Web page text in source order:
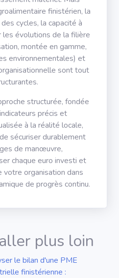
finistérien, la
cycles, la capacité à
les évolutions de la filière
montée en gamme,
environnementales) et
sont tout
structurée, fondée
précis et
à la réalité locale,
sécuriser durablement
de manœuvre,
chaque euro investi et
votre organisation dans
de progrès continu.
plus loin
le bilan d'une PME
finistérienne :